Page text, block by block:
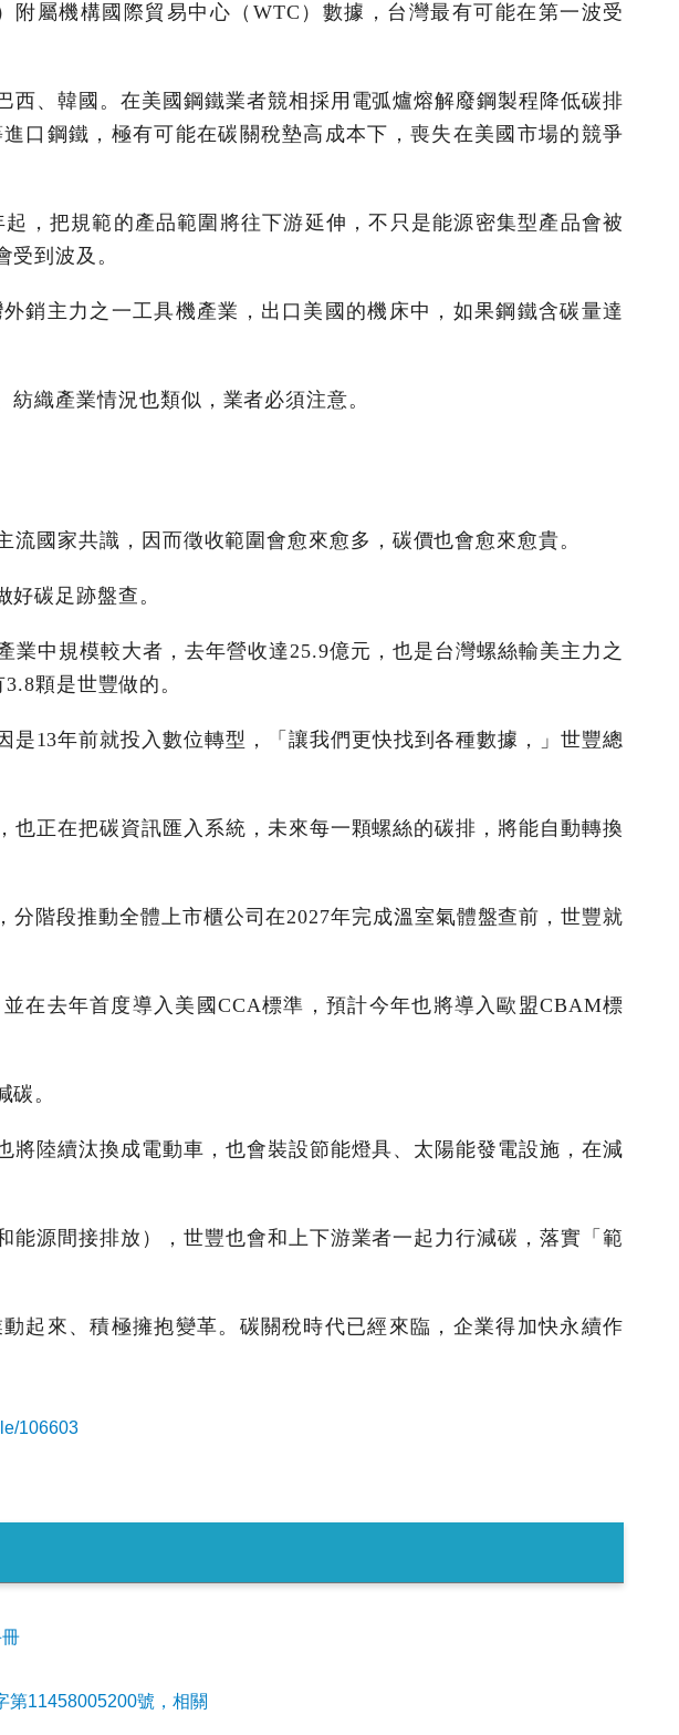
附屬機構國際貿易中心（WTC）數據，台灣最有可能在第一波受
、韓國。在美國鋼鐵業者競相採用電弧爐熔解廢鋼製程降低碳排
口鋼鐵，極有可能在碳關稅墊高成本下，喪失在美國市場的競爭
，把規範的產品範圍將往下游延伸，不只是能源密集型產品會被
到波及。
銷主力之一工具機產業，出口美國的機床中，如果鋼鐵含碳量達
織產業情況也類似，業者必須注意。
國家共識，因而徵收範圍會愈來愈多，碳價也會愈來愈貴。
碳足跡盤查。
中規模較大者，去年營收達25.9億元，也是台灣螺絲輸美主力之
顆是世豐做的。
13年前就投入數位轉型，「讓我們更快找到各種數據，」世豐總
正在把碳資訊匯入系統，未來每一顆螺絲的碳排，將能自動轉換
階段推動全體上市櫃公司在2027年完成溫室氣體盤查前，世豐就
在去年首度導入美國CCA標準，預計今年也將導入歐盟CBAM標
。
將陸續汰換成電動車，也會裝設節能燈具、太陽能發電設施，在減
源間接排放），世豐也會和上下游業者一起力行減碳，落實「範
起來、積極擁抱變革。碳關稅時代已經來臨，企業得加快永續作
106603
第11458005200號，相關